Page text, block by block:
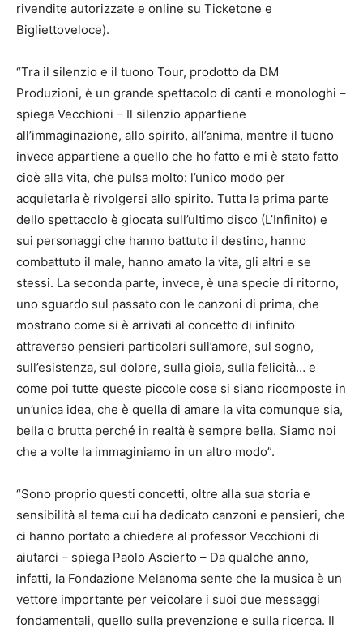
rivendite autorizzate e online su Ticketone e
Bigliettoveloce).
“Tra il silenzio e il tuono Tour, prodotto da DM
Produzioni, è un grande spettacolo di canti e monologhi –
spiega Vecchioni – Il silenzio appartiene
all’immaginazione, allo spirito, all’anima, mentre il tuono
invece appartiene a quello che ho fatto e mi è stato fatto
cioè alla vita, che pulsa molto: l’unico modo per
acquietarla è rivolgersi allo spirito. Tutta la prima parte
dello spettacolo è giocata sull’ultimo disco (L’Infinito) e
sui personaggi che hanno battuto il destino, hanno
combattuto il male, hanno amato la vita, gli altri e se
stessi. La seconda parte, invece, è una specie di ritorno,
uno sguardo sul passato con le canzoni di prima, che
mostrano come si è arrivati al concetto di infinito
attraverso pensieri particolari sull’amore, sul sogno,
sull’esistenza, sul dolore, sulla gioia, sulla felicità… e
come poi tutte queste piccole cose si siano ricomposte in
un’unica idea, che è quella di amare la vita comunque sia,
bella o brutta perché in realtà è sempre bella. Siamo noi
che a volte la immaginiamo in un altro modo”.
“Sono proprio questi concetti, oltre alla sua storia e
sensibilità al tema cui ha dedicato canzoni e pensieri, che
ci hanno portato a chiedere al professor Vecchioni di
aiutarci – spiega Paolo Ascierto – Da qualche anno,
infatti, la Fondazione Melanoma sente che la musica è un
vettore importante per veicolare i suoi due messaggi
fondamentali, quello sulla prevenzione e sulla ricerca. Il